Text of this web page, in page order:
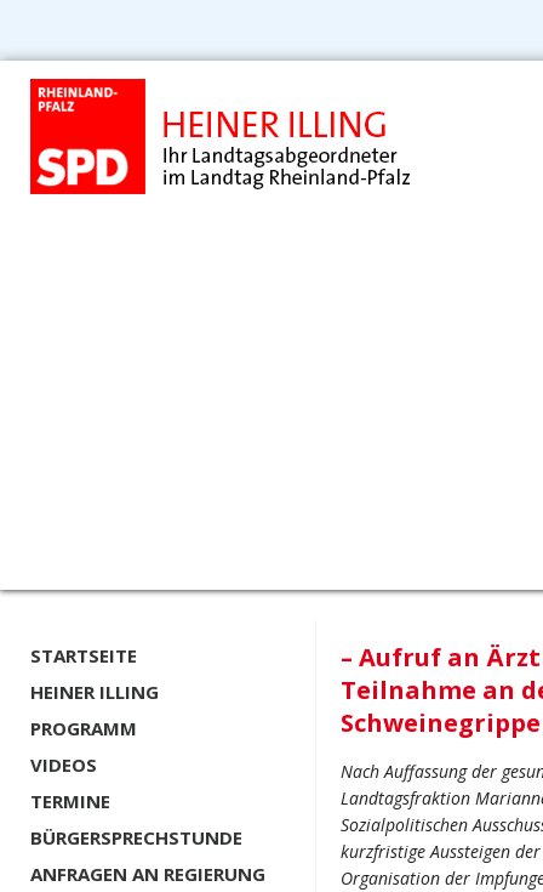
STARTSEITE
HEINER ILLING
PROGRAMM
VIDEOS
TERMINE
BÜRGERSPRECHSTUNDE
ANFRAGEN AN REGIERUNG
– Aufruf an
Teilnahme an
Schweinegrippe
Nach Auffassung der
Landtagsfraktion
Sozialpolitischen
kurzfristige Aussteigen
Organisation der